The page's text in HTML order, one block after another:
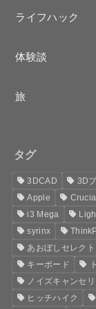
ライフハック
体験談
旅
タグ
3DCAD 3D
Apple
Crucial
i3 Mega
syrinx
あおぼしセレクト
キーボード
ノイズキャンセ
ヒッチハイク